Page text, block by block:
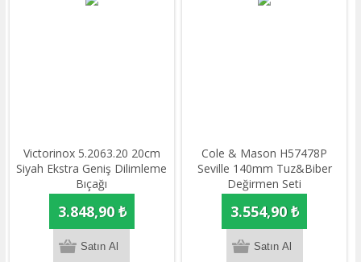
Victorinox 5.2063.20 20cm
Siyah Ekstra Geniş Dilimleme
Bıçağı
3.848,90 ₺
Cole & Mason H57478P
Seville 140mm Tuz&Biber
Değirmen Seti
3.554,90 ₺